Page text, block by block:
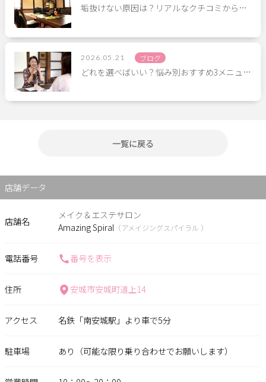
垢抜けない原因は？リアルなクチコミから…
2026.05.21 ブログ
どれを選べばいい？悩み別おすすめ3メニュ…
一覧に戻る
店舗データ
店舗名
メイク＆エステサロン
Amazing Spiral （アメイジングスパイラル ）
電話番号 番号を表示
住所 安城市安城町道上14
アクセス 名鉄「南安城駅」より車で5分
駐車場 あり（可能な限り乗り合わせでお願いします）